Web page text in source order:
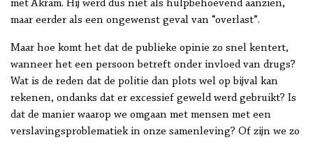
met Akram. Hij werd dus niet als hulpbehoevend aanzien,
maar eerder als een ongewenst geval van “overlast”.
Maar hoe komt het dat de publieke opinie zo snel kentert,
wanneer het een persoon betreft onder invloed van drugs?
Wat is de reden dat de politie dan plots wel op bijval kan
rekenen, ondanks dat er excessief geweld werd gebruikt? Is
dat de manier waarop we omgaan met mensen met een
verslavingsproblematiek in onze samenleving? Of zijn we zo